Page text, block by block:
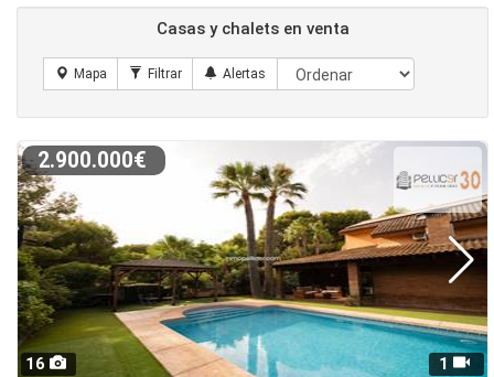
Casas y chalets en venta
16 1
2.900.000€